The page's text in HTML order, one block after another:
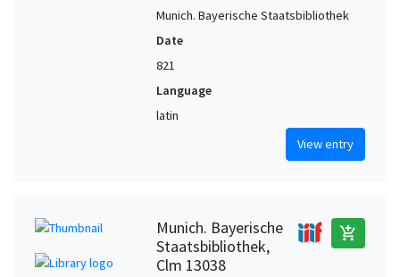
Munich. Bayerische Staatsbibliothek
Date
821
Language
latin
View entry
Munich. Bayerische
Staatsbibliothek,
Clm 13038
add_shopping_cart